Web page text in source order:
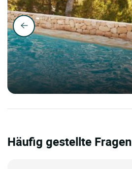
Häufig gestellte Fragen